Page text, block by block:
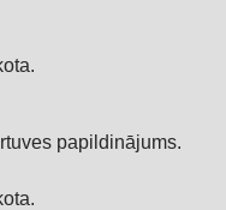
papildinājums.